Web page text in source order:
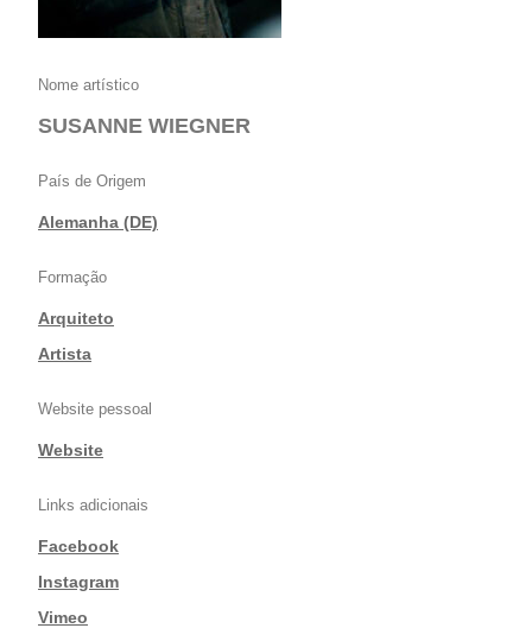
Nome artístico
SUSANNE WIEGNER
País de Origem
Alemanha (DE)
Formação
Arquiteto
|Artista
Website pessoal
Website
Links adicionais
Facebook
|Instagram
|Vimeo